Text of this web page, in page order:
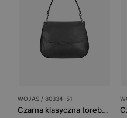
WOJAS / 80334-51
Czarna klasyczna torebka damska ze skóry